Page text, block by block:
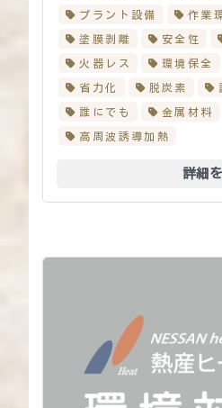
プラント設備 作業
塗膜剥離 安全性
火器レス 環境保全
省力化 脱炭素
誰にでも 金属材料
高周波誘導加熱
詳細